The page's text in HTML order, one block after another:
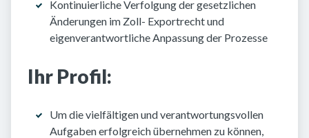
Kontinuierliche Verfolgung der gesetzlichen
Änderungen im Zoll- Exportrecht und
eigenverantwortliche Anpassung der Prozesse
Ihr Profil:
Um die vielfältigen und verantwortungsvollen
Aufgaben erfolgreich übernehmen zu können,